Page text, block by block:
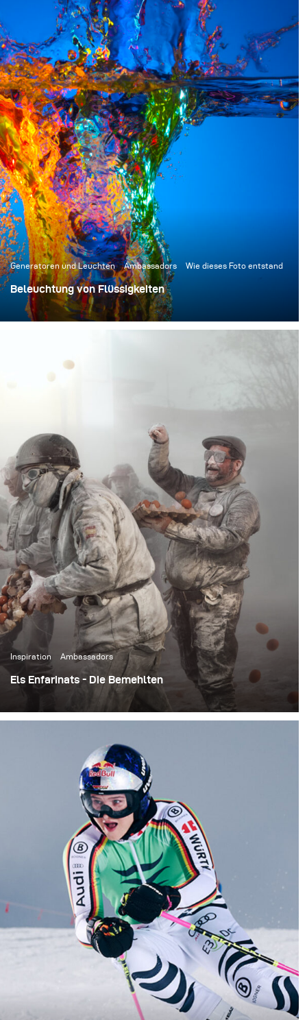
Generatoren und Leuchten Ambassadors Wie dieses Foto entstand
Beleuchtung von Flüssigkeiten
David Lund, ein spezialisierter Fotograf aus England und
leidenschaftlicher Lehrer, demonstrierte an «The
Möglichkeiten, Bewegungen in Flüssigkeiten mit
broncolor Ausrüstung einzufrieren.
Inspiration Ambassadors
Els Enfarinats - Die Bemehlten
Das jährliche Festival findet jeweils am 28. Dezember in
der Stadt Ibi in Alicante, Spanien, als Teil der
dem eintägigen Fest kleiden sich die Teilnehmenden, die
als Els Enfarinats bekannt sind, in militärisch
aussehende Kostüme und inszenieren einen
(simulierten) Staatsstreich. Unter einer Explosion aus
Feuerwerkskörpern, Mehlbomben und Eiern erkämpfen
sie ihre Autorität zurück.